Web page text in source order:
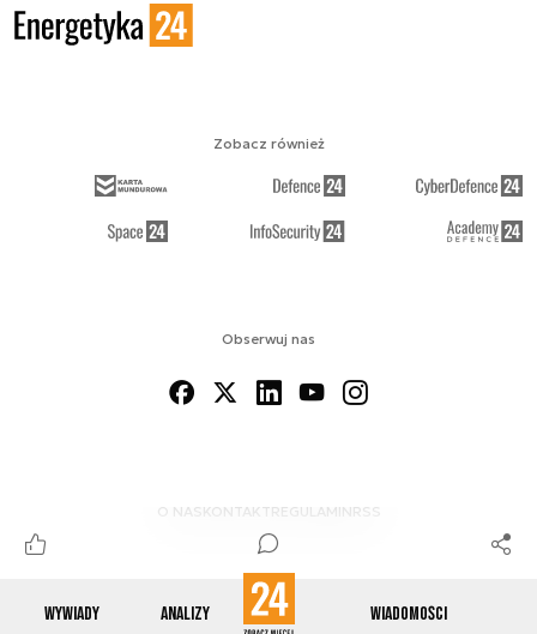
Wywiady Analizy Wiadomości
Obserwuj nas
O NAS KONTAKTREGULAMINRSS
Zobacz również
© 2012-2026 ENERGETYKA24